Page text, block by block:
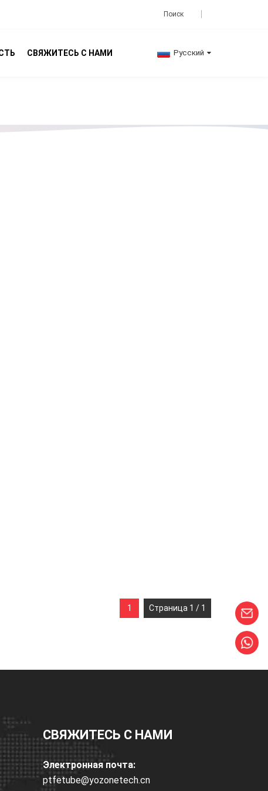
СВЯЖИТЕСЬ С НАМИ Русский
1 Страница 1 / 1
СВЯЖИТЕСЬ С НАМИ
Электронная почта:
ptfetube@yozonetech.cn